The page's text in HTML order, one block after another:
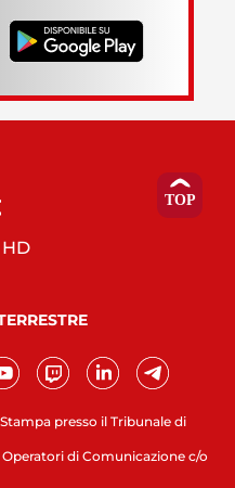
presso il Tribunale di
di Comunicazione c/o